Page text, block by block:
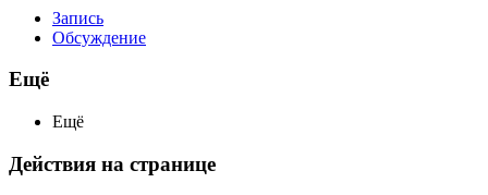
Запись
Обсуждение
Ещё
Ещё
Действия на странице